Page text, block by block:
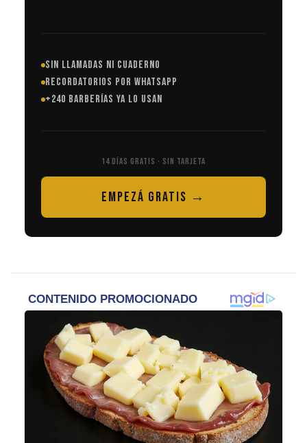
SIN LLAMADAS NI CUADERNO
RECORDATORIOS POR WHATSAPP
+240 BARBERÍAS YA LO USAN
14 DÍAS GRATIS · SIN TARJETA
EMPEZÁ GRATIS →